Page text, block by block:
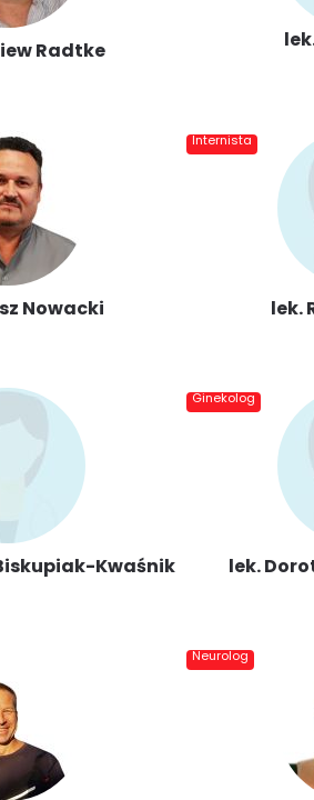
Radtke
Nowacki
Internista
lek.
Kwaśnik
Ginekolog
lek.
Neurolog